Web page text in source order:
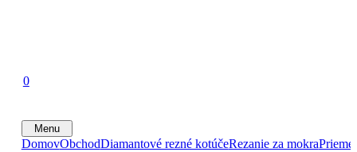
0
Menu
DomovObchodDiamantové rezné kotúčeRezanie za mokra